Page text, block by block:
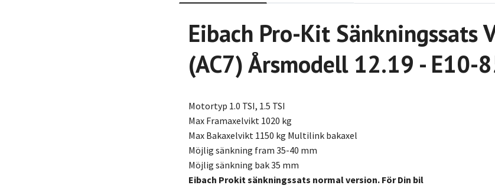
Eibach Pro-Kit Sänkningssats
(AC7) Årsmodell 12.19 -
Motortyp 1.0 TSI, 1.5 TSI
Max Framaxelvikt 1020 kg
Max Bakaxelvikt 1150 kg Multilink bakaxel
Möjlig sänkning fram 35-40 mm
Möjlig sänkning bak 35 mm
Eibach Prokit sänkningssats normal version. För Din bil